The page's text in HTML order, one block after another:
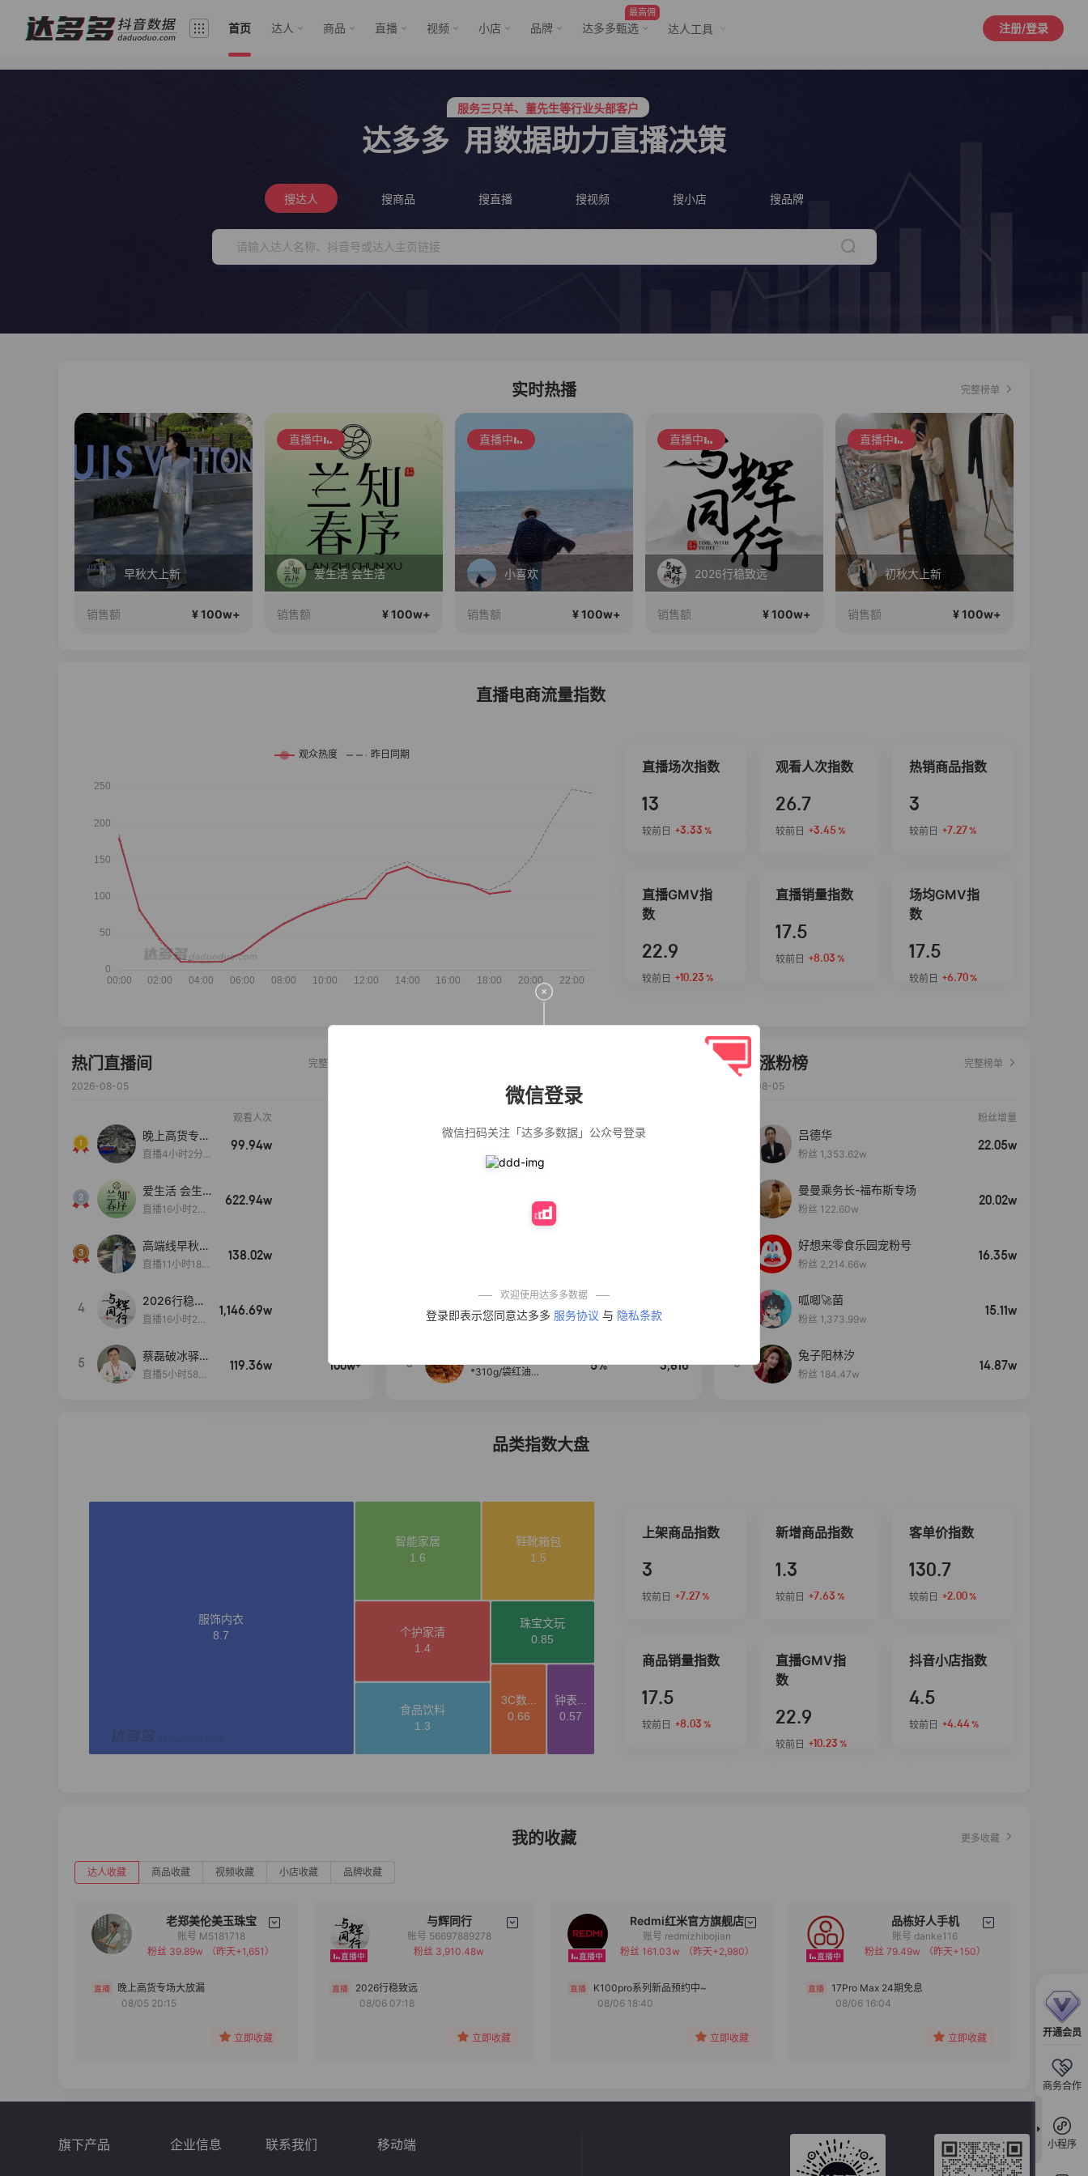
首页 达人 商品 直播 视频 小店 品牌
最高佣
达多多甄选 达人工具 注册/登录
开通会员
商务合作
小程序
微信登录
微信扫码关注「达多多数据」公众号登录
欢迎使用达多多数据
登录即表示您同意达多多 服务协议 与 隐私条款
服务三只羊、董先生等行业头部客户
行业价格屠夫，年卡会员低至798/年
服务三只羊、董先生等行业头部客户
达多多 用数据助力直播决策
搜达人 搜商品 搜直播 搜视频 搜小店 搜品牌
实时热播 完整榜单
直播中
爱生活 会生活
销售额 ¥ 100w+
直播中
小喜欢
销售额 ¥ 100w+
直播中
2026行稳致远
销售额 ¥ 100w+
直播中
初秋大上新
销售额 ¥ 100w+
直播中
西老板护肤分享
销售额 ¥ 100w+
直播电商流量指数
直播场次指数
13
较前日 +3.33 %
观看人次指数
26.7
较前日 +3.45 %
热销商品指数
3
较前日 +7.27%
直播GMV指
数
22.9
较前日 +10.23 %
直播销量指数
17.5
较前日 +8.03 %
场均GMV指
数
17.5
较前日 +6.70%
热门直播间
完整榜单
2026-08-05
观看人次
晚上高货专场
大放漏
直播4小时2分5
99.94w
爱生活 会生
活
直播16小时24
622.94w
高端线早秋现
货首发
直播11小时18分
138.02w
4
2026行稳致
远
直播16小时20
1,146.69w
5
蔡磊破冰驿站
直播间好物分
直播5小时58分
119.36w 100w+
【净浮生】油污
重油污去油王污
衣粉轻松搓洗去
污渍除菌除螨3倍
料袋厨房抽绳式
一品欢【10包鲜
凉皮】红油麻酱
10% 4,286
5
*310g/袋红油麻
5% 3,816
达人涨粉榜
完整榜单
2026-08-05
粉丝增量
吕德华
粉丝 1,353.62w
22.05w
曼曼乘务长-福布斯专场
粉丝 122.60w
20.02w
好想来零食乐园宠粉号
粉丝 2,214.66w
16.35w
呱唧🚀菌
粉丝 1,373.99w
15.11w
5
兔子阳林汐
粉丝 184.47w
14.87w
品类指数大盘
上架商品指数
3
较前日 +7.27%
新增商品指数
1.3
较前日 +7.63 %
客单价指数
130.7
较前日 +2.00%
商品销量指数
17.5
较前日 +8.03 %
直播GMV指
数
22.9
较前日 +10.23 %
抖音小店指数
4.5
较前日 +4.44%
我的收藏 更多收藏
达人收藏 商品收藏 视频收藏 小店收藏 品牌收藏
老郑美伦美玉珠宝
备注
分组
账号 M5181718
粉丝 39.89w
（昨天+1,651）
晚上高货专场大放漏
08/05 20:15
立即收藏
与辉同行
备注
账号 56697889278
粉丝 3,910.48w
2026行稳致远
08/06 07:18
立即收藏
Redmi红米官方旗舰店
备注
分组
账号 redmizhibojian
粉丝 161.03w
（昨天+2,980）
K100pro系列新品预约中~
08/06 18:40
立即收藏
品栋好人手机
备注
分组
账号 danke116
粉丝 79.49w
（昨天+150）
17Pro Max 24期免息
08/06 16:04
立即收藏
旗下产品 企业信息 联系我们 移动端